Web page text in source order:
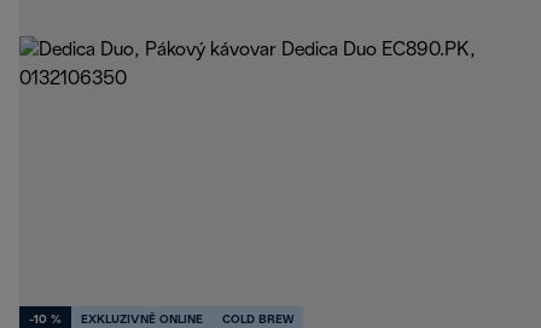
-10 % EXKLUZIVNĚ ONLINE COLD BREW